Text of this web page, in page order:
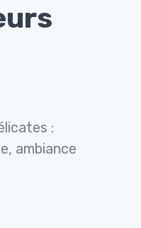
:
ambiance